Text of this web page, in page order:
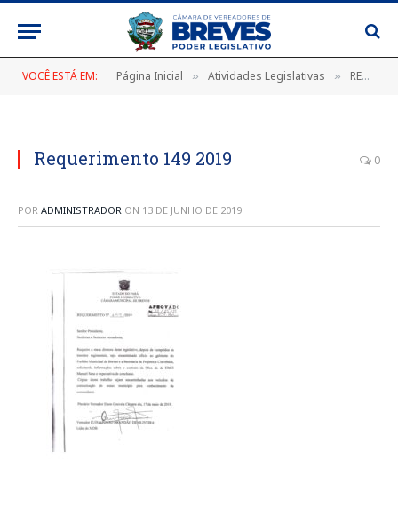
VOCÊ ESTÁ EM: Página Inicial » Atividades Legislativas » REQUERIMENTO Nº 149/2019, DE 17 DE MAIO DE 2019
Requerimento 149 2019 0
POR ADMINISTRADOR ON 13 DE JUNHO DE 2019